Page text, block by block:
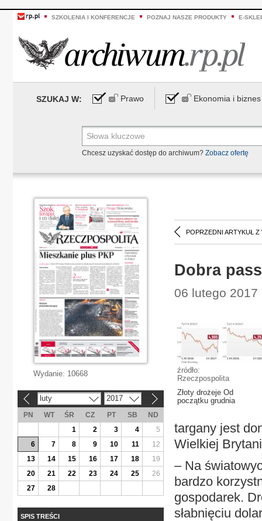
SZKOLENIA I KONFERENCJE POZNAJ NASZE PRODUKTY E-
SZUKAJ W: Prawo Ekonomia i biznes
Chcesz uzyskać dostęp do archiwum? Zobacz ofertę
POPRZEDNI ARTYKUŁ Z
Dobra
06 lutego 2017
źródło:
Rzeczpospolita
Złoty drożeje Od
początku grudnia
targany jest
Wielkiej
– Na
bardzo
gospodarek.
słabnięciu
Wydanie: 10668
luty 2017
PN WT ŚR CZ PT SB
ND
1
2 3 4
5
6
7 8 9 10 11
12
13
14 15 16 17 18
19
20
21 22 23 24 25
26
27
28
SPIS TREŚCI